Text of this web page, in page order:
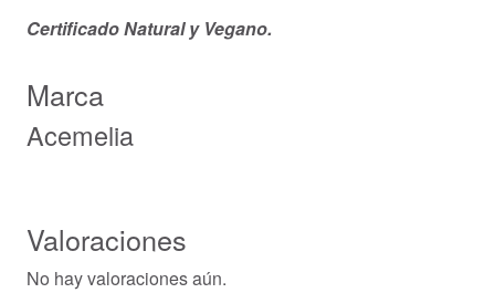
Certificado Natural y Vegano.
Marca
Acemelia
Valoraciones
No hay valoraciones aún.